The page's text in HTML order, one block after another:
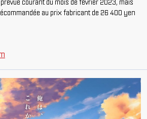
courant du mois de février 2023, mais
au prix fabricant de 26 400 yen